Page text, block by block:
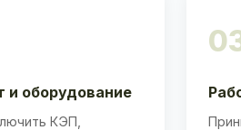
и оборудование
КЭП,